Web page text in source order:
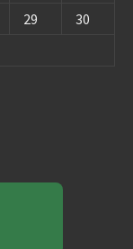
29
30